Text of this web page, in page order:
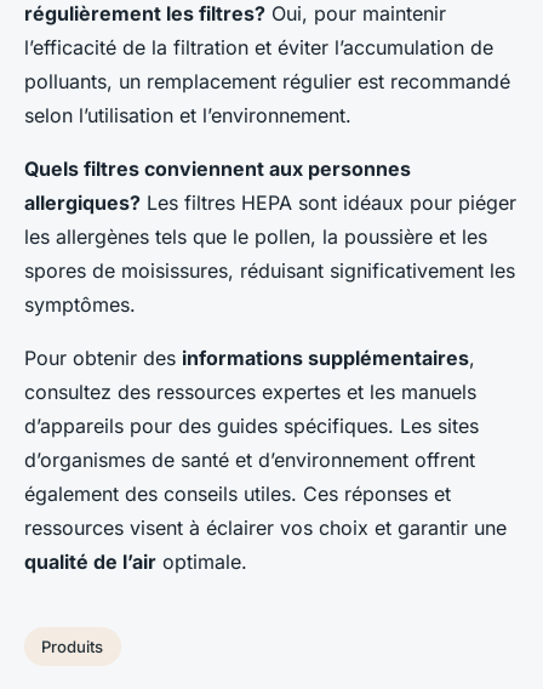
régulièrement les filtres? Oui, pour maintenir
l’efficacité de la filtration et éviter l’accumulation de
polluants, un remplacement régulier est recommandé
selon l’utilisation et l’environnement.
Quels filtres conviennent aux personnes
allergiques? Les filtres HEPA sont idéaux pour piéger
les allergènes tels que le pollen, la poussière et les
spores de moisissures, réduisant significativement les
symptômes.
Pour obtenir des informations supplémentaires,
consultez des ressources expertes et les manuels
d’appareils pour des guides spécifiques. Les sites
d’organismes de santé et d’environnement offrent
également des conseils utiles. Ces réponses et
ressources visent à éclairer vos choix et garantir une
qualité de l’air optimale.
Produits